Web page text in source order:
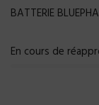
BATTERIE
En cours de